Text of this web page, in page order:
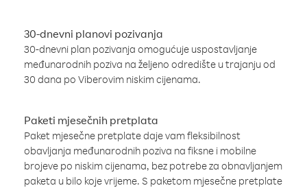
30-dnevni planovi pozivanja
30-dnevni plan pozivanja omogućuje uspostavljanje
međunarodnih poziva na željeno odredište u trajanju od
30 dana po Viberovim niskim cijenama.
Paketi mjesečnih pretplata
Paket mjesečne pretplate daje vam fleksibilnost
obavljanja međunarodnih poziva na fiksne i mobilne
brojeve po niskim cijenama, bez potrebe za obnavljanjem
paketa u bilo koje vrijeme. S paketom mjesečne pretplate